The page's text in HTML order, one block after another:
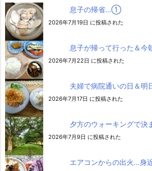
息子の帰省…➀
2026年7月19日 に投稿された
息子が帰って行った＆今
2026年7月22日 に投稿された
夫婦で病院通いの日＆明
2026年7月17日 に投稿された
夕方のウォーキングで決
2026年7月9日 に投稿された
エアコンからの出火…身